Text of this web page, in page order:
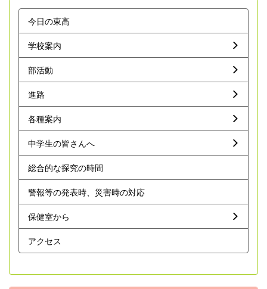
今日の東高
学校案内
部活動
進路
各種案内
中学生の皆さんへ
総合的な探究の時間
警報等の発表時、災害時の対応
保健室から
アクセス